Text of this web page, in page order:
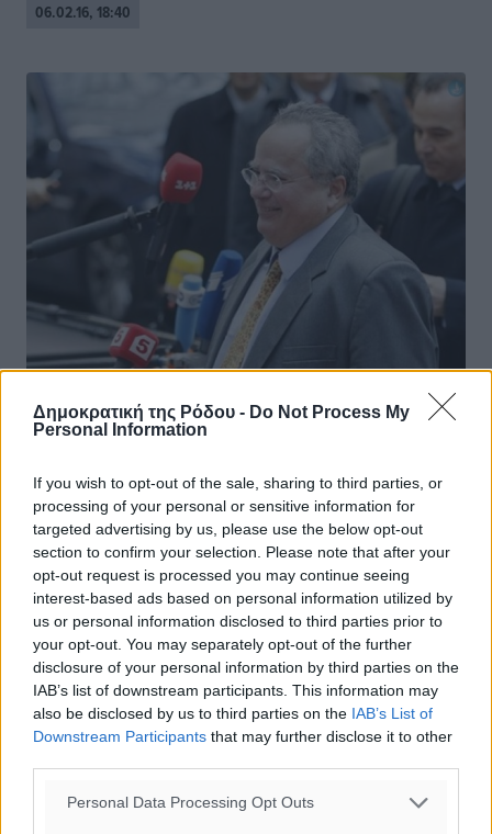
Δημοκρατική της Ρόδου - Do Not Process My
Personal Information
If you wish to opt-out of the sale, sharing to third parties, or
processing of your personal or sensitive information for
targeted advertising by us, please use the below opt-out
section to confirm your selection. Please note that after your
opt-out request is processed you may continue seeing
interest-based ads based on personal information utilized by
us or personal information disclosed to third parties prior to
your opt-out. You may separately opt-out of the further
disclosure of your personal information by third parties on the
IAB’s list of downstream participants. This information may
also be disclosed by us to third parties on the IAB’s List of
Downstream Participants that may further disclose it to other
Personal Data Processing Opt Outs
06.02.16, 18:40
Κοτζιάς: Δεν οφείλει μόνο η Ελλάδα
εξηγήσεις
«Από πλευράς μας, κατέστη σαφές προς όλους ότι δεν
οφείλει μόνο η Ελλάδα απαντήσεις. Απαντήσεις
οφείλουν, επίσης, όλα τα κράτη-μέλη της Ευρωπαϊκής
Ένωσης και η Ευρωπαϊκή ...
06.02.16, 18:38